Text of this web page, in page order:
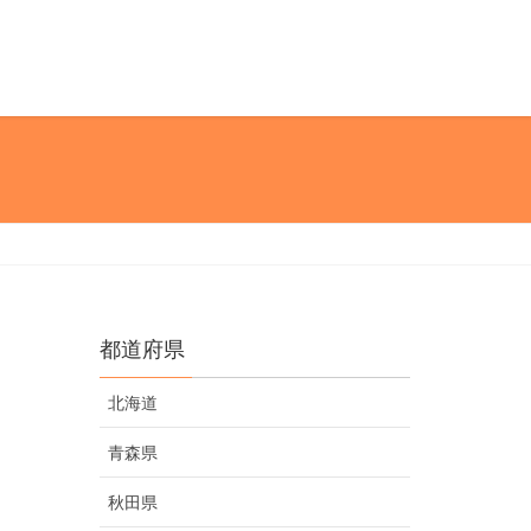
都道府県
北海道
青森県
秋田県